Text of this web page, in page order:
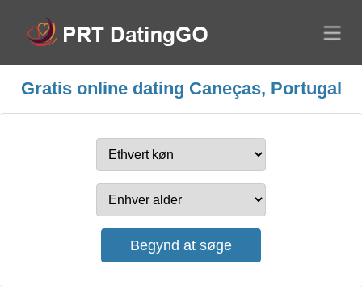
Gratis online dating Caneças, Portugal